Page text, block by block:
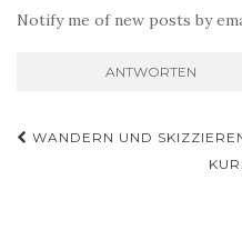
Notify me of new posts by
WANDERN UND